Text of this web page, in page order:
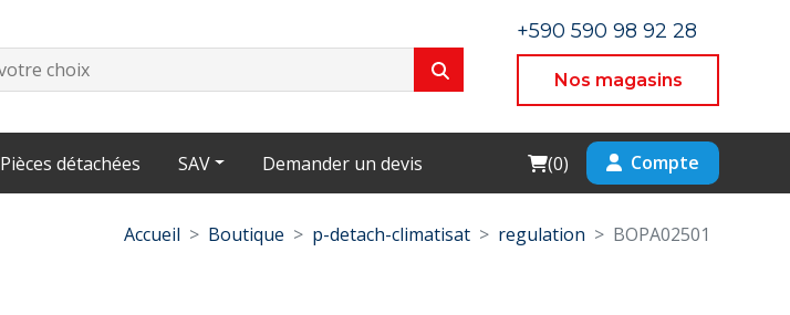
+590 590 98 92 28
Nos magasins
Pièces détachées SAV Demander un devis Cart
(0) Compte
Accueil Boutique p-detach-climatisat regulation BOPA02501